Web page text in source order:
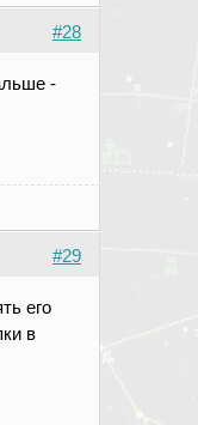
#28
-
#29
его
в